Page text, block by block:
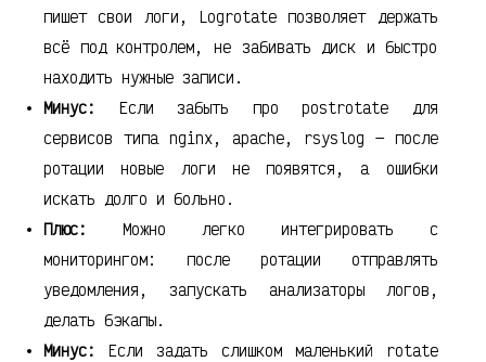
пишет свои логи, Logrotate позволяет держать
всё под контролем, не забивать диск и быстро
находить нужные записи.
Минус:
Если забыть про postrotate для
сервисов типа nginx, apache, rsyslog — после
ротации новые логи не появятся, а ошибки
искать долго и больно.
Плюс:
Можно легко интегрировать с
мониторингом: после ротации отправлять
уведомления, запускать анализаторы логов,
делать бэкапы.
Минус:
Если задать слишком маленький rotate